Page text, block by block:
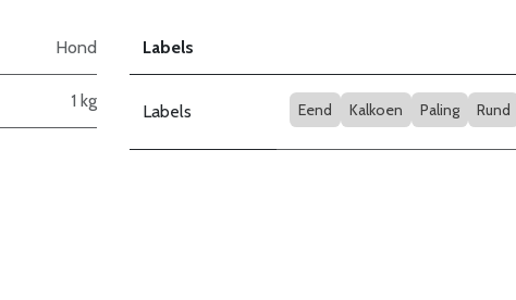
Hond
1 kg
Labels
Labels Eend Kalkoen Paling Rund